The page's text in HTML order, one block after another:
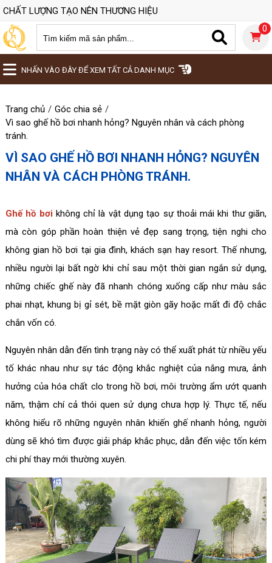
CHẤT LƯỢNG TẠO NÊN THƯƠNG HIỆU
0
NHẤN VÀO ĐÂY ĐỂ XEM TẤT CẢ DANH MỤC
Trang chủ
Góc chia sẻ
Vì sao ghế hồ bơi nhanh hỏng? Nguyên nhân và cách phòng
tránh.
VÌ SAO GHẾ HỒ BƠI NHANH HỎNG? NGUYÊN
NHÂN VÀ CÁCH PHÒNG TRÁNH.
Ghế hồ bơi không chỉ là vật dụng tạo sự thoải mái khi thư giãn,
mà còn góp phần hoàn thiện vẻ đẹp sang trọng, tiện nghi cho
không gian hồ bơi tại gia đình, khách sạn hay resort. Thế nhưng,
nhiều người lại bất ngờ khi chỉ sau một thời gian ngắn sử dụng,
những chiếc ghế này đã nhanh chóng xuống cấp như màu sắc
phai nhạt, khung bị gỉ sét, bề mặt giòn gãy hoặc mất đi độ chắc
chắn vốn có.
Nguyên nhân dẫn đến tình trạng này có thể xuất phát từ nhiều yếu
tố khác nhau như sự tác động khắc nghiệt của nắng mưa, ảnh
hưởng của hóa chất clo trong hồ bơi, môi trường ẩm ướt quanh
năm, thậm chí cả thói quen sử dụng chưa hợp lý. Thực tế, nếu
không hiểu rõ những nguyên nhân khiến ghế nhanh hỏng, người
dùng sẽ khó tìm được giải pháp khắc phục, dẫn đến việc tốn kém
chi phí thay mới thường xuyên.